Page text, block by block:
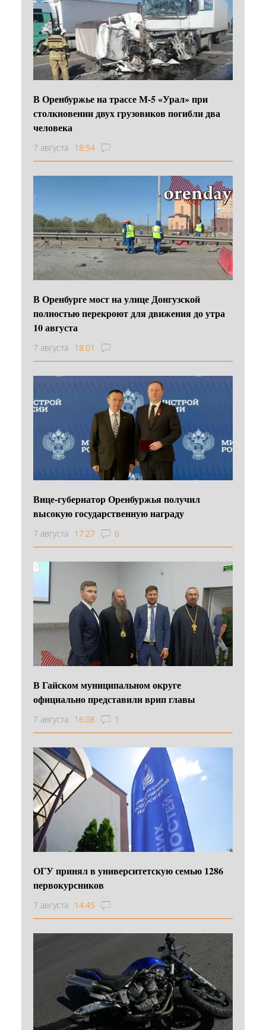
В Оренбуржье на трассе М-5 «Урал» при
столкновении двух грузовиков погибли два
человека
7 августа 18:54
В Оренбурге мост на улице Донгузской
полностью перекроют для движения до утра
10 августа
7 августа 18:01
Вице-губернатор Оренбуржья получил
высокую государственную награду
7 августа 17:27 6
В Гайском муниципальном округе
официально представили врип главы
7 августа 16:08 1
ОГУ принял в университетскую семью 1286
первокурсников
7 августа 14:45